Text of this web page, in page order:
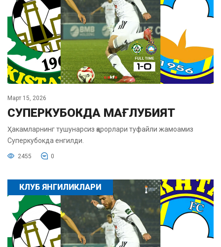
Март 15, 2026
СУПЕРКУБОКДА МАҒЛУБИЯТ
Ҳакамларнинг тушунарсиз қарорлари туфайли жамоамиз
Суперкубокда енгилди.
2455 0
КЛУБ ЯНГИЛИКЛАРИ